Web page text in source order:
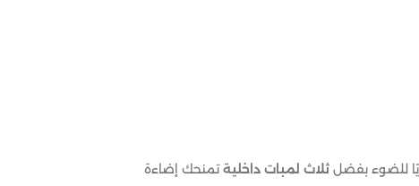
للضوء بفضل ثلاث لمبات داخليةتمنحك إضاءة